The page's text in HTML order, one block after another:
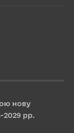
нову
2029 рр.